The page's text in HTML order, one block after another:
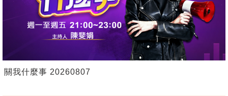
關我什麼事 20260807